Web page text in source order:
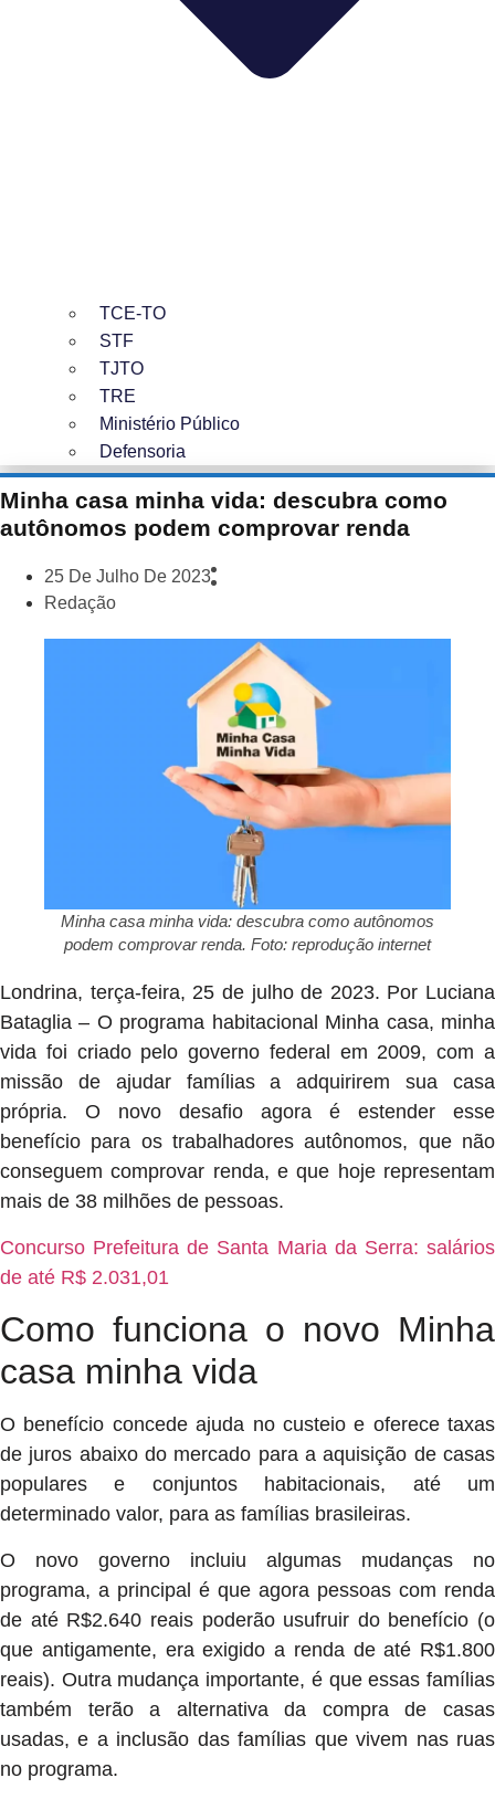
TCE-TO
STF
TJTO
TRE
Ministério Público
Defensoria
Minha casa minha vida: descubra como
autônomos podem comprovar renda
25 De Julho De 2023
Redação
Minha casa minha vida: descubra como autônomos
podem comprovar renda. Foto: reprodução internet
Londrina, terça-feira, 25 de julho de 2023. Por Luciana
Bataglia – O programa habitacional Minha casa, minha
vida foi criado pelo governo federal em 2009, com a
missão de ajudar famílias a adquirirem sua casa
própria. O novo desafio agora é estender esse
benefício para os trabalhadores autônomos, que não
conseguem comprovar renda, e que hoje representam
mais de 38 milhões de pessoas.
Concurso Prefeitura de Santa Maria da Serra: salários
de até R$ 2.031,01
Como funciona o novo Minha
casa minha vida
O benefício concede ajuda no custeio e oferece taxas
de juros abaixo do mercado para a aquisição de casas
populares e conjuntos habitacionais, até um
determinado valor, para as famílias brasileiras.
O novo governo incluiu algumas mudanças no
programa, a principal é que agora pessoas com renda
de até R$2.640 reais poderão usufruir do benefício (o
que antigamente, era exigido a renda de até R$1.800
reais). Outra mudança importante, é que essas famílias
também terão a alternativa da compra de casas
usadas, e a inclusão das famílias que vivem nas ruas
no programa.